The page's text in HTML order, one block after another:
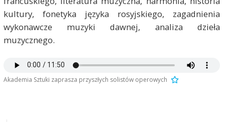
kultury, fonetyka języka rosyjskiego, zagadnienia
wykonawcze muzyki dawnej, analiza dzieła
muzycznego.
Akademia Sztuki zaprasza przyszłych solistów operowych